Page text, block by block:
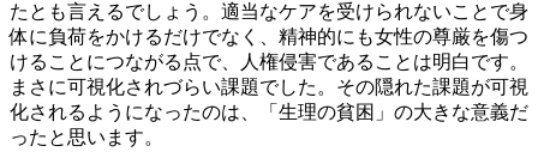
たとも言えるでしょう。適当なケアを受けられないことで身
体に負荷をかけるだけでなく、精神的にも女性の尊厳を傷つ
けることにつながる点で、人権侵害であることは明白です。
まさに可視化されづらい課題でした。その隠れた課題が可視
化されるようになったのは、「生理の貧困」の大きな意義だ
ったと思います。